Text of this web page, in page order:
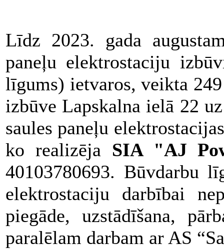
Līdz 2023. gada
paneļu elektrostaciju
līgums) ietvaros, veikta
izbūve Lapskalna ielā 22
saules paneļu
ko realizēja SIA "AJ
40103780693. Būvdarbu
elektrostaciju darbībai
piegāde, uzstādīšana,
paralēlam darbam ar AS